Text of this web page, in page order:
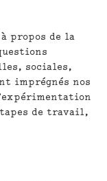
propos de la
sociales,
imprégnés nos
de travail,